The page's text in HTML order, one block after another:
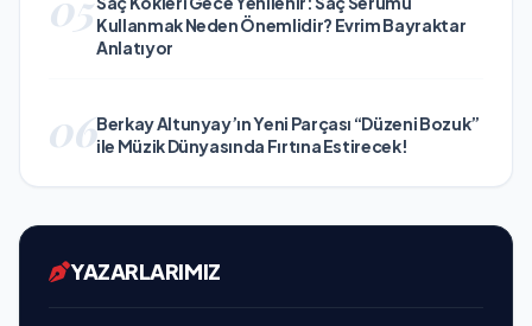
Kullanmak Neden Önemlidir? Evrim Bayraktar
Anlatıyor
06Berkay Altunyay’ın Yeni Parçası “Düzeni Bozuk”
ile Müzik Dünyasında Fırtına Estirecek!
YAZARLARIMIZ